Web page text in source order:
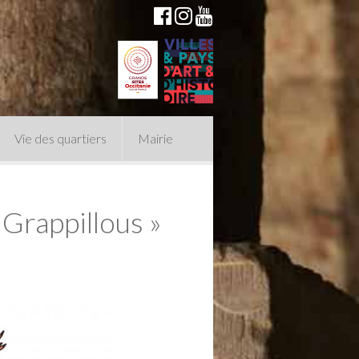
Vie des quartiers Mairie
du Conseil Municipal
politique
»